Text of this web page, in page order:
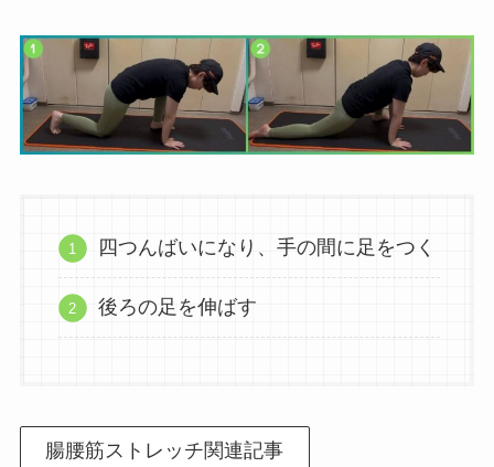
四つんばいになり、手の間に足をつく
後ろの足を伸ばす
腸腰筋ストレッチ関連記事